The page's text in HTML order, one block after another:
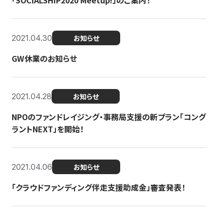
2021.04.30 お知らせ
GW休業のお知らせ
2021.04.28 お知らせ
NPOのファンドレイジング・事務局支援の新プラン「コング
ラントNEXT」を開始！
2021.04.06 お知らせ
「クラウドファンディング伴走支援助成金」審査発表！